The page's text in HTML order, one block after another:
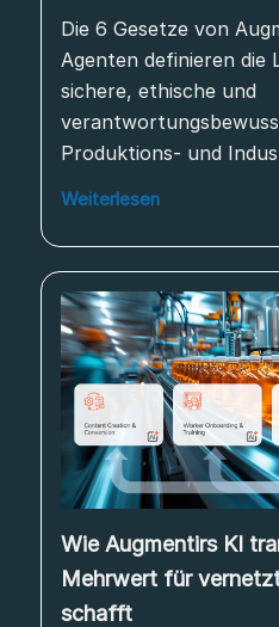
Die 6 Gesetze von
Agenten definieren die
sichere, ethische und
Produktions- und
Weiterlesen
Wie Augmentirs KI
Mehrwert für
schafft